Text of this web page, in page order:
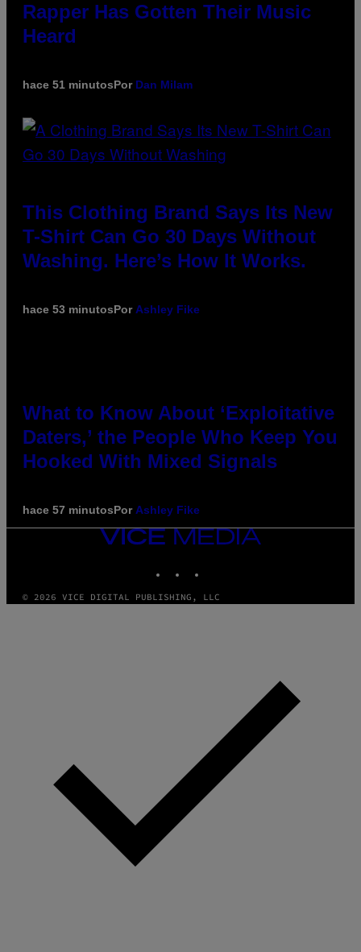
Rapper Has Gotten Their Music
Heard
hace 51 minutosPor Dan Milam
This Clothing Brand Says Its New
T-Shirt Can Go 30 Days Without
Washing. Here’s How It Works.
hace 53 minutosPor Ashley Fike
What to Know About ‘Exploitative
Daters,’ the People Who Keep You
Hooked With Mixed Signals
hace 57 minutosPor Ashley Fike
VICE
MEDIA
© 2026 VICE DIGITAL PUBLISHING, LLC